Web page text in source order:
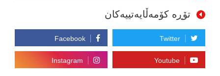
تۆڕە کۆمەڵایەتییەکان